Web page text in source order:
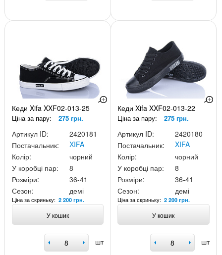
Кеди Xifa XXF02-013-25
Ціна за пару: 275 грн.
Артикул ID:
2420181
Постачальник:
XIFA
Колір:
чорний
У коробці пар:
8
Розміри:
36-41
Сезон:
демі
Ціна за скриньку: 2 200 грн.
У кошик
шт
Кеди Xifa XXF02-013-22
Ціна за пару: 275 грн.
Артикул ID:
2420180
Постачальник:
XIFA
Колір:
чорний
У коробці пар:
8
Розміри:
36-41
Сезон:
демі
Ціна за скриньку:2 200 грн.
У кошик
шт